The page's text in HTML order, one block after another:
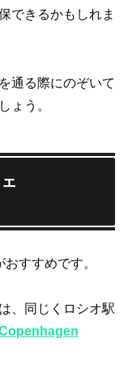
できるかもしれま
通る際にのぞいて
ょう。
すすめです。
、同じくロシオ駅